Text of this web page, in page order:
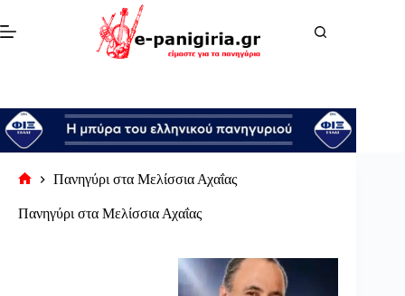
στο
περιεχόμενο
σελίδα
Πανηγύρι στα Μελίσσια Αχαΐας
Πανηγύρι στα Μελίσσια Αχαΐας